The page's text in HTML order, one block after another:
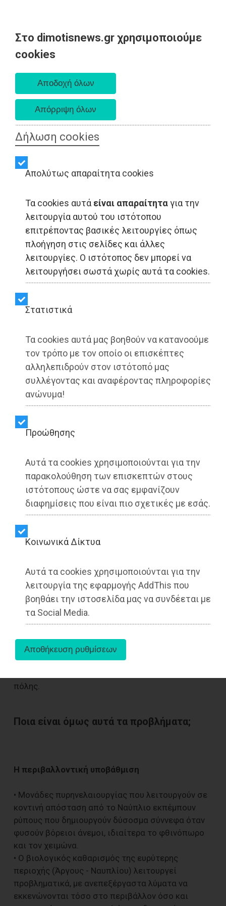
Στο dimotisnews.gr χρησιμοποιούμε
cookies
Δήλωση cookies
Απολύτως απαραίτητα cookies
Τα cookies αυτά είναι απαραίτηταγια την
λειτουργία αυτού του ιστότοπου
επιτρέποντας βασικές λειτουργίες όπως
πλοήγηση στις σελίδες και άλλες
λειτουργίες. Ο ιστότοπος δεν μπορεί να
λειτουργήσει σωστά χωρίς αυτά τα cookies.
Στατιστικά
Τα cookies αυτά μας βοηθούν να κατανοούμε
τον τρόπο με τον οποίο οι επισκέπτες
αλληλεπιδρούν στον ιστότοπό μας
συλλέγοντας και αναφέροντας πληροφορίες
ανώνυμα!
Προώθησης
Αυτά τα cookies χρησιμοποιούνται για την
παρακολούθηση των επισκεπτών στους
ιστότοπους ώστε να σας εμφανίζουν
διαφημίσεις που είναι πιο σχετικές με εσάς.
Kοινωνικά Δίκτυα
Αυτά τα cookies χρησιμοποιούνται για την
λειτουργία της εφαρμογής AddThis που
βοηθάει την ιστοσελίδα μας να συνδέεται με
τα Social Media.
ΑΥΤΟΔΙΟΙΚΗΣΗ - Ναύπλιο
Σε «φθίνουσα πορεία» το
Ναύπλιο; Απούσα η
Διοίκηση Ορφανού!
Dimotisnews | 10/08/2025 - 22:04
▶️ Ακούστε το κείμενο
αποτέλεσε η επαγγελματική ενασχόληση της
συζύγου μου στο όμορφο -πλην
πρωτεύουσα της Ελλάδας.
Το γεγονός ότι μοιράζω πλέον τον χρόνο μου
μεταξύ του ιστορικού Ναυπλίου και του επίσης
ιστορικού Μαραθώνα, μου έδωσε την ευκαιρία να
του, τα αρκετά και σημαντικά προβλήματα που
επηρεάζουν την ποιότητα ζωής τους και
πόλης.
Ποια είναι όμως αυτά τα προβλήματα;
H περιβαλλοντική υποβάθμιση
• Μονάδες πυρηνελαιουργίας που λειτουργούν σε
κοντινή απόσταση από το Ναύπλιο εκπέμπουν
ρύπους που δημιουργούν δύσοσμα σύννεφα όταν
φυσούν βόρειοι άνεμοι, ιδιαίτερα το φθινόπωρο
και τον χειμώνα.
• Ο βιολογικός καθαρισμός της ευρύτερης
περιοχής (Άργους - Ναυπλίου) λειτουργεί
προβληματικά, με ανεπεξέργαστα λύματα να
εκκενώνονται τόσο στο περιβάλλον όσο και